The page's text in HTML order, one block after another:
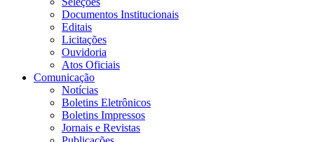
Documentos Institucionais
Editais
Licitações
Ouvidoria
Atos Oficiais
Comunicação
Notícias
Boletins Eletrônicos
Boletins Impressos
Jornais e Revistas